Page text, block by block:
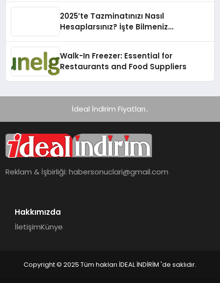
2025’te Tazminatınızı Nasıl
Hesaplarsınız? İşte Bilmeniz
Walk-In Freezer: Essential for
Restaurants and Food Suppliers
İdeal İndirim Fiyatları..
Reklam & İşbirliği:habersonuclari@gmail.com
Hakkımızda
İletişimKünye
Copyright © 2025 Tüm hakları İDEAL İNDİRİM 'de saklıdır.